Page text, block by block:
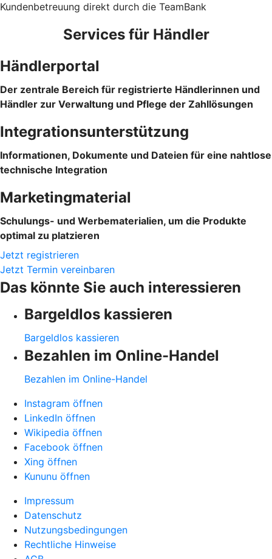
Kundenbetreuung direkt durch die TeamBank
Services für Händler
Händlerportal
Der zentrale Bereich für registrierte Händlerinnen und
Händler zur Verwaltung und Pflege der Zahllösungen
Integrationsunterstützung
Informationen, Dokumente und Dateien für eine nahtlose
technische Integration
Marketingmaterial
Schulungs- und Werbematerialien, um die Produkte
optimal zu platzieren
Jetzt registrieren
Jetzt Termin vereinbaren
Das könnte Sie auch interessieren
Bargeldlos kassieren
Bargeldlos kassieren
Bezahlen im Online-Handel
Bezahlen im Online-Handel
Instagram öffnen
LinkedIn öffnen
Wikipedia öffnen
Facebook öffnen
Xing öffnen
Kununu öffnen
Impressum
Datenschutz
Nutzungsbedingungen
Rechtliche Hinweise